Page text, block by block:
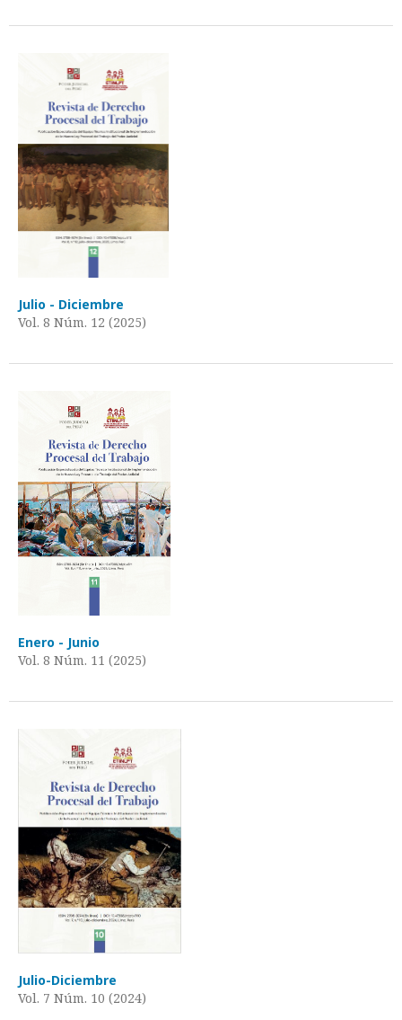
Julio - Diciembre
Vol. 8 Núm. 12 (2025)
Enero - Junio
Vol. 8 Núm. 11 (2025)
Julio-Diciembre
Vol. 7 Núm. 10 (2024)